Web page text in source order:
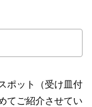
ポット（受け皿付
てご紹介させてい